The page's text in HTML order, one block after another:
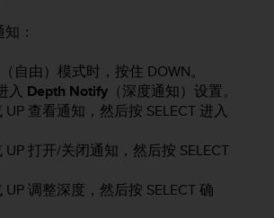
：
（自由）模式时，按住 DOWN。
入 Depth Notify（深度通知）设置。
UP查看通知，然后按 SELECT进入
UP打开/关闭通知，然后按 SELECT
UP调整深度，然后按 SELECT确